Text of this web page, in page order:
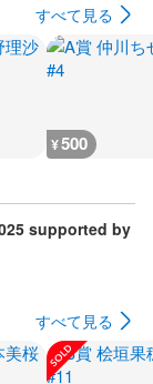
すべて見る
¥500
supported by
すべて見る